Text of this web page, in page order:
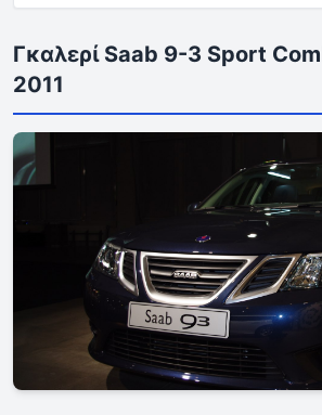
Γκαλερί Saab 9-3 Sport
2011